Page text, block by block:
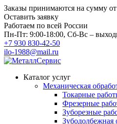
Заказы принимаются на сумму
Оставить заявку
Работаем по всей России
Пн-Пт: 9:00-18:00, Сб-Вс –
+7 930 830-42-50
ilo-1988@mail.ru
Каталог услуг
Механическая
Токарные
Фрезерные
Зуборезные
Зубодолбежная